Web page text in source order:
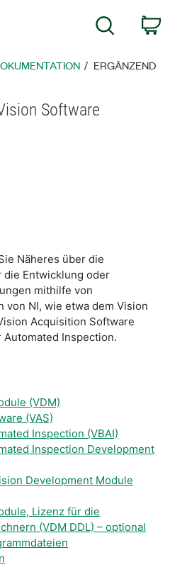
Suche
ERGÄNZEND
Software
Näheres über die
Entwicklung oder
mithilfe von
NI, wie etwa dem Vision
Acquisition Software
Inspection.
(VDM)
(VAS)
Inspection (VBAI)
Inspection Development
Development Module
Lizenz für die
(VDM DDL) – optional